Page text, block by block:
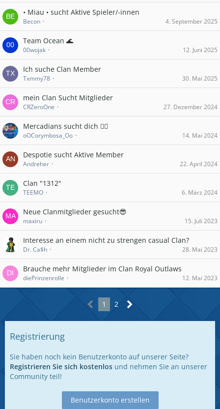
• Miau • sucht Aktive Spieler/-innen
Becon 4. September 2025
Team Ocean 🌊
00wojak 12. Juni 2025
Ich suche Clan Member
Txmmy78 30. Mai 2025
mein Clan Sucht Mitglieder
CRZeroOne 27. Dezember 2024
Mercadians sucht dich 👉🏻
oOCorymbosa_Oo 14. Mai 2024
Despotie sucht Aktive Member
Andreher 22. April 2024
Clan "1312"
TEEMO 6. März 2024
Neue Clanmitglieder gesucht😎
maxiru 15. Juli 2023
Interesse an einem nicht zu strengen casual Clan?
Dr. Ca$h 28. Mai 2023
Brauche mehr Mitglieder im Clan Royal Outlaws
diePrinzenrolle 12. Mai 2023
1 2
Registrierung
Sie haben noch kein Benutzerkonto auf unserer Seite?
Registrieren Sie sich kostenlos und nehmen Sie an unserer
Community teil!
Benutzerkonto erstellen